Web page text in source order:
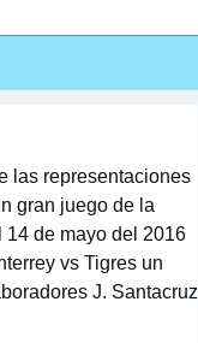
las representaciones
gran juego de la
14 de mayo del 2016
vs Tigres un
J. Santacruz